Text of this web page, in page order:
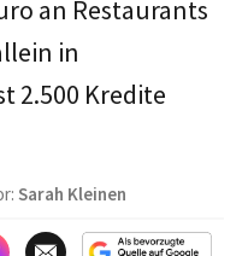
an Restaurants
in
2.500 Kredite
Sarah Kleinen